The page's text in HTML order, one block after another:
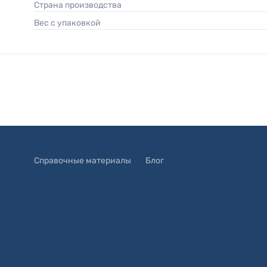
Страна производства
Вес с упаковкой
Справочные материалы Блог